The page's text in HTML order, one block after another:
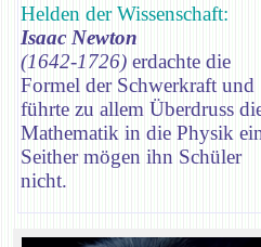
Helden der Wissenschaft:
Isaac Newton
(1642-1726) erdachte die
Formel der Schwerkraft und
führte zu allem Überdruss
Mathematik in die Physik
Seither mögen ihn Schüler
nicht.